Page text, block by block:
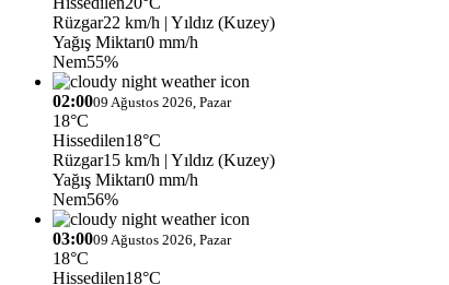
Rüzgar22 km/h | Yıldız (Kuzey)
Yağış Miktarı0 mm/h
Nem55%
02:0009 Ağustos 2026, Pazar
18°C
Hissedilen18°C
Rüzgar15 km/h | Yıldız (Kuzey)
Yağış Miktarı0 mm/h
Nem56%
03:0009 Ağustos 2026, Pazar
18°C
Hissedilen18°C